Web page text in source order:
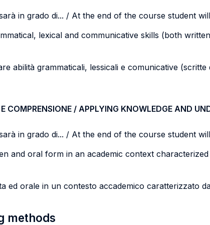
in grado di... / At the end of the course student
lexical and communicative skills (both
abilità grammaticali, lessicali e comunicative
COMPRENSIONE / APPLYING KNOWLEDGE AND
in grado di... / At the end of the course student
and oral form in an academic context
ed orale in un contesto accademico caratterizzato
methods